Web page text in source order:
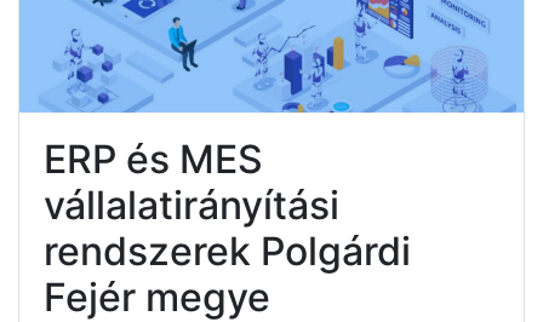
ERP és MES
vállalatirányítási
rendszerek Polgárdi
Fejér megye